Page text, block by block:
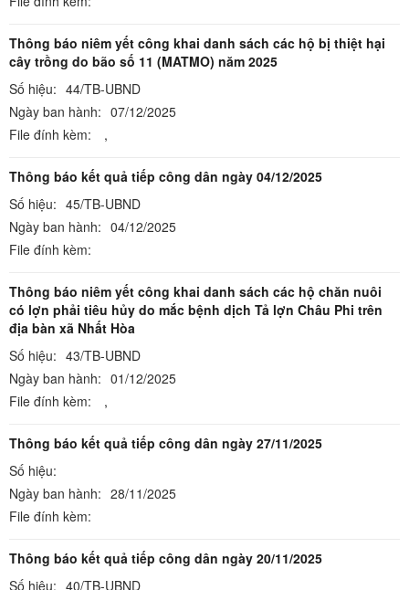
Thông báo niêm yết công khai danh sách các hộ bị thiệt hại
cây trồng do bão số 11 (MATMO) năm 2025
Số hiệu: 44/TB-UBND
Ngày ban hành: 07/12/2025
File đính kèm:
,
Thông báo kết quả tiếp công dân ngày 04/12/2025
Số hiệu: 45/TB-UBND
Ngày ban hành: 04/12/2025
File đính kèm:
Thông báo niêm yết công khai danh sách các hộ chăn nuôi
có lợn phải tiêu hủy do mắc bệnh dịch Tả lợn Châu Phi trên
địa bàn xã Nhất Hòa
Số hiệu: 43/TB-UBND
Ngày ban hành: 01/12/2025
File đính kèm:
,
Thông báo kết quả tiếp công dân ngày 27/11/2025
Số hiệu:
Ngày ban hành: 28/11/2025
File đính kèm:
Thông báo kết quả tiếp công dân ngày 20/11/2025
Số hiệu: 40/TB-UBND